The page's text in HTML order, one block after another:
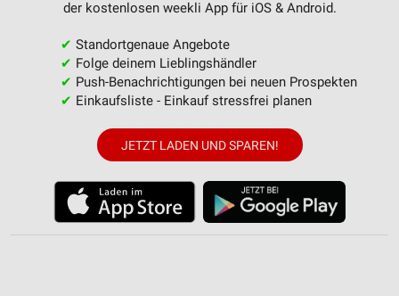
der kostenlosen weekli App für iOS & Android.
✔ Standortgenaue Angebote
✔ Folge deinem Lieblingshändler
✔ Push-Benachrichtigungen bei neuen Prospekten
✔ Einkaufsliste - Einkauf stressfrei planen
JETZT LADEN UND SPAREN!